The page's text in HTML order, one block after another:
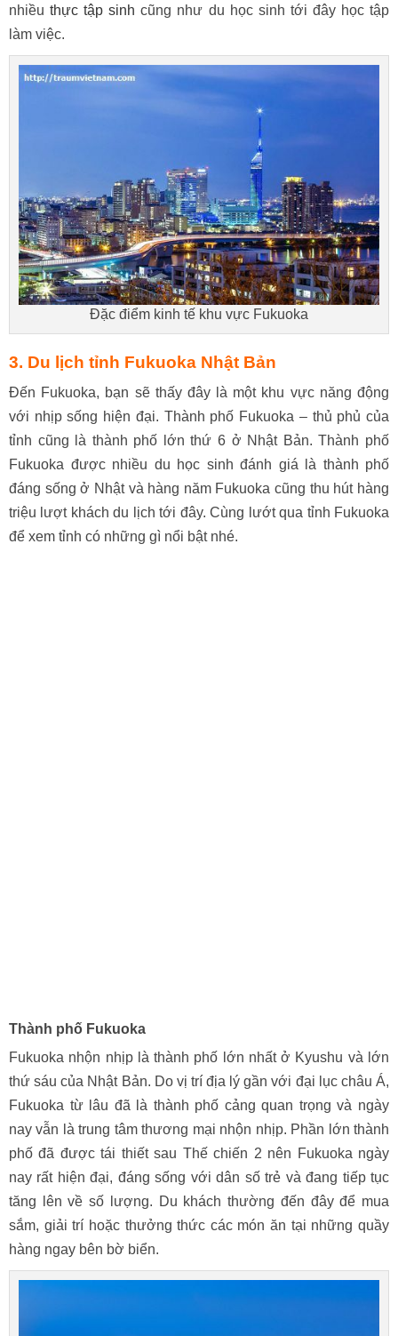
nhiềuthực tập sinh cũng như du học sinh tới đây học tập
làm việc.
Đặc điểm kinh tế khu vực Fukuoka
3. Du lịch tỉnh Fukuoka Nhật Bản
Đến Fukuoka, bạn sẽ thấy đây là một khu vực năng động
với nhịp sống hiện đại. Thành phố Fukuoka – thủ phủ của
tỉnh cũng là thành phố lớn thứ 6 ở Nhật Bản. Thành phố
Fukuoka được nhiều du học sinh đánh giá là thành phố
đáng sống ở Nhật và hàng năm Fukuoka cũng thu hút hàng
triệu lượt khách du lịch tới đây. Cùng lướt qua tỉnh Fukuoka
để xem tỉnh có những gì nổi bật nhé.
Thành phố Fukuoka
Fukuoka nhộn nhịp là thành phố lớn nhất ở Kyushu và lớn
thứ sáu của Nhật Bản. Do vị trí địa lý gần với đại lục châu Á,
Fukuoka từ lâu đã là thành phố cảng quan trọng và ngày
nay vẫn là trung tâm thương mại nhộn nhịp. Phần lớn thành
phố đã được tái thiết sau Thế chiến 2 nên Fukuoka ngày
nay rất hiện đại, đáng sống với dân số trẻ và đang tiếp tục
tăng lên về số lượng. Du khách thường đến đây để mua
sắm, giải trí hoặc thưởng thức các món ăn tại những quầy
hàng ngay bên bờ biển.